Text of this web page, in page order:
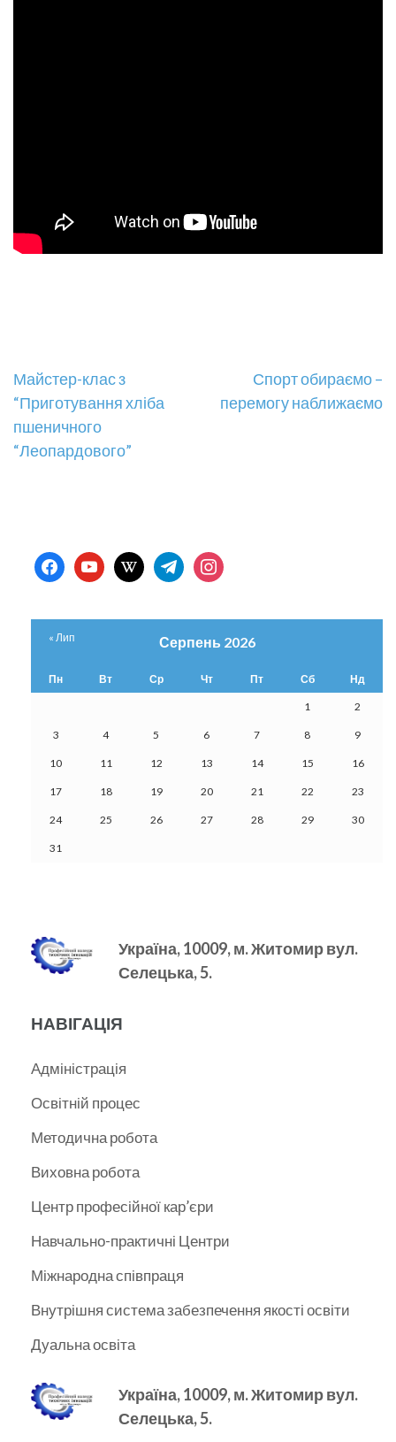
Навігація
записів
Майстер-клас з
“Приготування хліба
пшеничного
“Леопардового”
Спорт обираємо –
перемогу наближаємо
facebookyoutubewikipediatelegraminstagram
Серпень 2026
Пн Вт Ср Чт Пт Сб Нд
1 2
3 4 5 6 7 8 9
10 11 12 13 14 15 16
17 18 19 20 21 22 23
24 25 26 27 28 29 30
31
« Лип
Україна, 10009, м.Житомир вул.
Селецька, 5.
НАВІГАЦІЯ
Адміністрація
Освітній процес
Методична робота
Виховна робота
Центр професійної кар’єри
Навчально-практичні Центри
Міжнародна співпраця
Внутрішня система забезпечення якості освіти
Дуальна освіта
Україна, 10009, м.Житомир вул.
Селецька, 5.